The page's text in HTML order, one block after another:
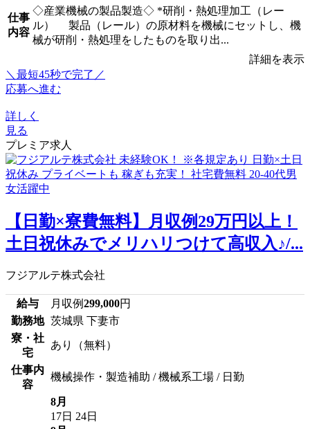
仕事
内容
◇産業機械の製品製造◇ *研削・熱処理加工（レー
ル） 製品（レール）の原材料を機械にセットし、機
械が研削・熱処理をしたものを取り出...
詳細を表示
＼最短45秒で完了／
応募へ進む
詳しく
見る
プレミア求人
【日勤×寮費無料】月収例29万円以上！
土日祝休みでメリハリつけて高収入♪/...
フジアルテ株式会社
給与 月収例299,000円
勤務地 茨城県 下妻市
寮・社
宅
あり（無料）
仕事内
容
機械操作・製造補助 / 機械系工場 / 日勤
8月
17日 24日